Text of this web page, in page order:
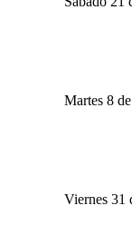
Martes 8
Viernes 31